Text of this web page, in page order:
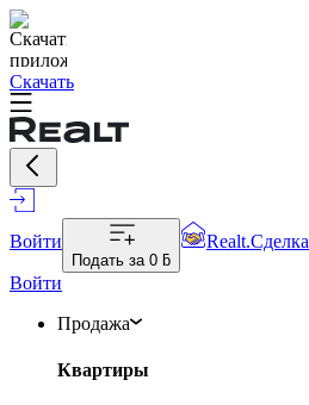
Скачать
Войти
Подать за 0 ƃ
Realt.Сделка
Войти
Продажа
Квартиры